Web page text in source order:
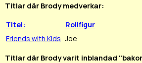
Titlar där Brody medverkar:
Titel:
Rollfigur
Friends with Kids Joe
Titlar där Brody varit inblandad